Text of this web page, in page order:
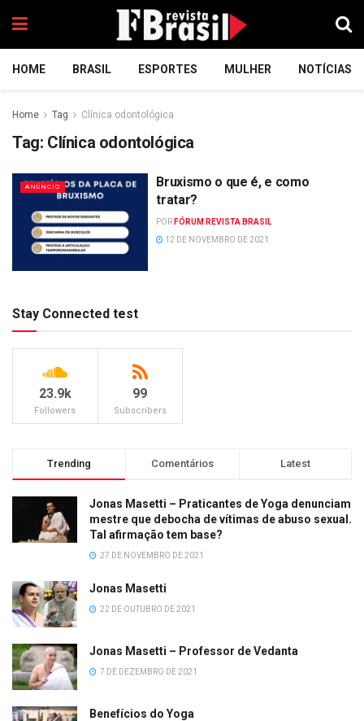
HOME BRASIL ESPORTES MULHER NOTÍCIAS
Home Tag Clínica odontológica
Tag: Clínica odontológica
ANÚNCIO
Bruxismo o que é, e como
tratar?
POR FÓRUM REVISTA BRASIL
12 DE NOVEMBRO DE 2021
Stay Connected test
23.9k
Followers
99
Subscribers
Trending Comentários Latest
Jonas Masetti – Praticantes de Yoga denunciam
mestre que debocha de vítimas de abuso sexual.
Tal afirmação tem base?
27 DE NOVEMBRO DE 2021
Jonas Masetti
22 DE OUTUBRO DE 2021
Jonas Masetti – Professor de Vedanta
7 DE DEZEMBRO DE 2021
Benefícios do Yoga